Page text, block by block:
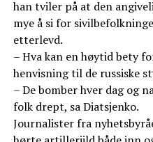
han tviler på at den
mye å si for
etterlevd.
– Hva kan en høytid bety
henvisning til de russiske
– De bomber hver dag og
folk drept, sa Diatsjenko.
Journalister fra